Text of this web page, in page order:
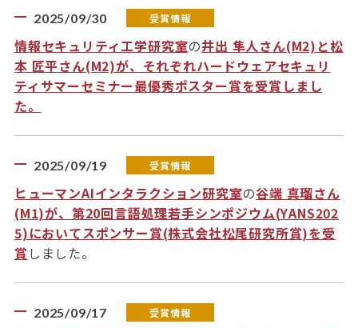
2025/09/30 受賞情報
情報セキュリティ工学研究室の井出 隼人さん(M2)と松
本 匠平さん(M2)が、それぞれハードウェアセキュリ
ティサマーセミナー最優秀ポスター賞を受賞しまし
た。
2025/09/19 受賞情報
ヒューマンAIインタラクション研究室の谷端 真瑠さん
(M1)が、第20回言語処理若手シンポジウム(YANS202
5)においてスポンサー賞(株式会社松尾研究所賞)を受
賞 しました。
2025/09/17 受賞情報